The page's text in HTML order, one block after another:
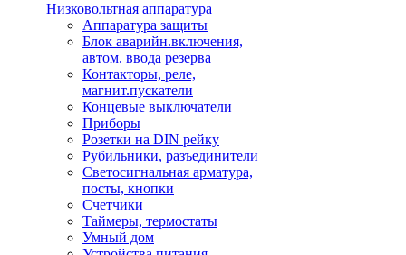
Низковольтная аппаратура
Аппаратура защиты
Блок аварийн.включения,
автом. ввода резерва
Контакторы, реле,
магнит.пускатели
Концевые выключатели
Приборы
Розетки на DIN рейку
Рубильники, разъединители
Светосигнальная арматура,
посты, кнопки
Счетчики
Таймеры, термостаты
Умный дом